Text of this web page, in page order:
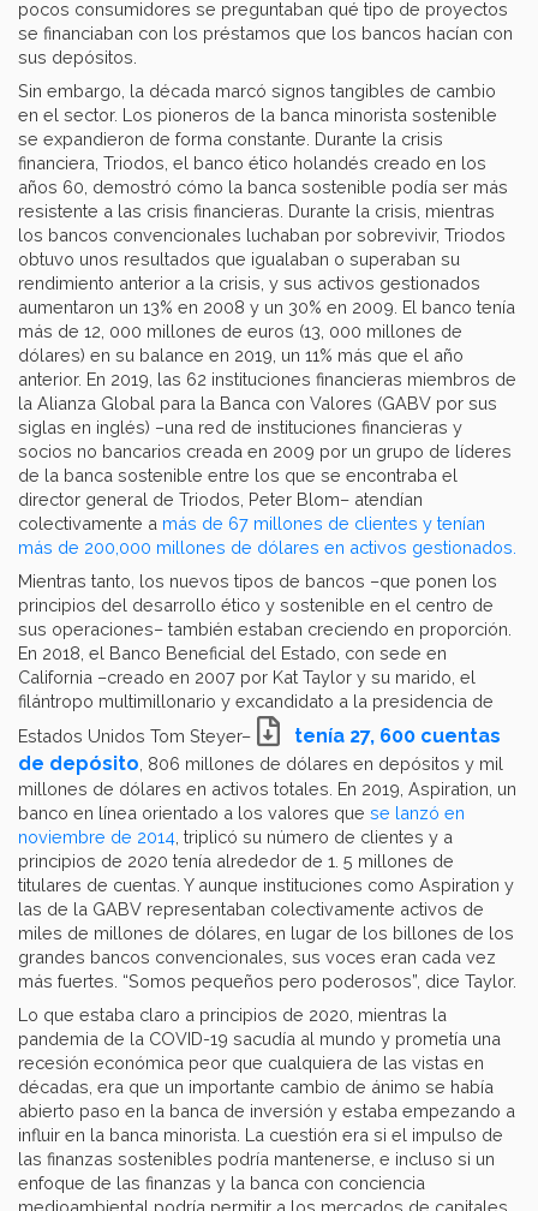
pocos consumidores se preguntaban qué tipo de proyectos
se financiaban con los préstamos que los bancos hacían con
sus depósitos.
Sin embargo, la década marcó signos tangibles de cambio
en el sector. Los pioneros de la banca minorista sostenible
se expandieron de forma constante. Durante la crisis
financiera, Triodos, el banco ético holandés creado en los
años 60, demostró cómo la banca sostenible podía ser más
resistente a las crisis financieras. Durante la crisis, mientras
los bancos convencionales luchaban por sobrevivir, Triodos
obtuvo unos resultados que igualaban o superaban su
rendimiento anterior a la crisis, y sus activos gestionados
aumentaron un 13% en 2008 y un 30% en 2009. El banco tenía
más de 12, 000 millones de euros (13, 000 millones de
dólares) en su balance en 2019, un 11% más que el año
anterior. En 2019, las 62 instituciones financieras miembros de
la Alianza Global para la Banca con Valores (GABV por sus
siglas en inglés) –una red de instituciones financieras y
socios no bancarios creada en 2009 por un grupo de líderes
de la banca sostenible entre los que se encontraba el
director general de Triodos, Peter Blom– atendían
colectivamente a más de 67 millones de clientes y tenían
más de 200,000 millones de dólares en activos gestionados.
Mientras tanto, los nuevos tipos de bancos –que ponen los
principios del desarrollo ético y sostenible en el centro de
sus operaciones– también estaban creciendo en proporción.
En 2018, el Banco Beneficial del Estado, con sede en
California –creado en 2007 por Kat Taylor y su marido, el
filántropo multimillonario y excandidato a la presidencia de
Estados Unidos Tom Steyer–
tenía 27, 600 cuentas
de depósito , 806 millones de dólares en depósitos y mil
millones de dólares en activos totales. En 2019, Aspiration, un
banco en línea orientado a los valores que se lanzó en
noviembre de 2014 , triplicó su número de clientes y a
principios de 2020 tenía alrededor de 1. 5 millones de
titulares de cuentas. Y aunque instituciones como Aspiration y
las de la GABV representaban colectivamente activos de
miles de millones de dólares, en lugar de los billones de los
grandes bancos convencionales, sus voces eran cada vez
más fuertes. “Somos pequeños pero poderosos”, dice Taylor.
Lo que estaba claro a principios de 2020, mientras la
pandemia de la COVID-19 sacudía al mundo y prometía una
recesión económica peor que cualquiera de las vistas en
décadas, era que un importante cambio de ánimo se había
abierto paso en la banca de inversión y estaba empezando a
influir en la banca minorista. La cuestión era si el impulso de
las finanzas sostenibles podría mantenerse, e incluso si un
enfoque de las finanzas y la banca con conciencia
medioambiental podría permitir a los mercados de capitales